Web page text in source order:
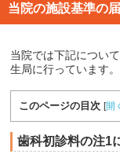
当院の施設基準の
当院では下記につい
生局に行っています。
このページの目次 [開
歯科初診料の注1